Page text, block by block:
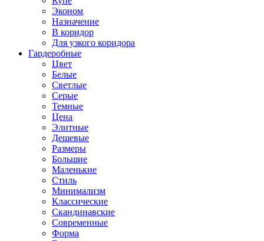
Эконом
Назначение
В коридор
Для узкого коридора
Гардеробные
Цвет
Белые
Светлые
Серые
Темные
Цена
Элитные
Дешевые
Размеры
Большие
Маленькие
Стиль
Минимализм
Классические
Скандинавские
Современные
Форма